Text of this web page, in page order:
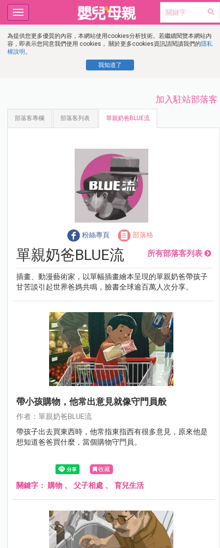
為提供您更多優質的內容，本網站使用cookies分析技術。若繼續閱覽本網站內
容，即表示您同意我們使用 cookies， 關於更多cookies資訊請閱讀我們的隱私
權說明 。
我知道了
Toggle
navigation
加入駐站部落客
部落客專欄 部落客列表 單親奶爸BLUE流
粉絲專頁 部落格
單親奶爸BLUE流 所有部落客列表
插畫、動漫藝術家，以單幅插畫繪本呈現的單親奶爸帶孩子
甘苦談引起世界爸媽共鳴，臉書全球逾百萬人次分享。
帶小孩購物，他常出意見就像守門員般
作者：單親奶爸BLUE流
帶孩子出去買東西時，他常指東指西有很多意見，原來他是
想知道爸爸買什麼，當個購物守門員。
收藏
關鍵字： 購物 、 父子相處 、 育兒生活